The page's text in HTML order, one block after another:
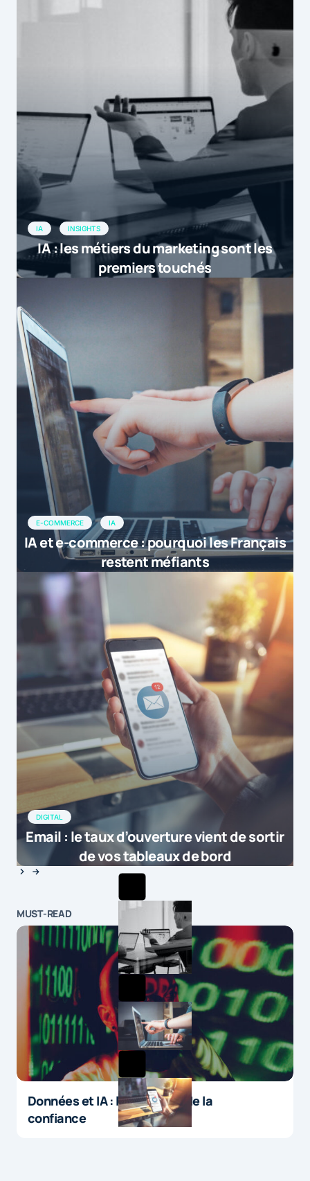
IA INSIGHTS
IA : les métiers du marketing sont les
premiers touchés
E-COMMERCE IA
IA et e-commerce : pourquoi les Français
restent méfiants
DIGITAL
Email : le taux d’ouverture vient de sortir
de vos tableaux de bord
MUST-READ
Données et IA : le paradoxe de la
confiance